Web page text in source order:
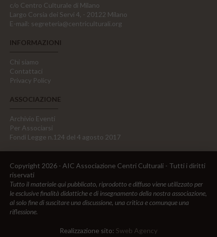
c/o Centro Culturale di Milano
Largo Corsia dei Servi 4, - 20122 Milano
E-mail: segreteria@centriculturali.org
INFORMAZIONI
Chi siamo
Contattaci
Privacy Policy
ASSOCIAZIONE
Archivio Eventi
Per Associarsi
Fondi Legge n.124 del 4 agosto 2017
Copyright 2026 - AIC Associazione Centri Culturali - Tutti i diritti
riservati
Tutto il materiale qui pubblicato, riprodotto e diffuso viene utilizzato per
le esclusive finalità didattiche e di insegnamento della nostra associazione,
al solo fine di suscitare una discussione, una critica e comunque una
riflessione.
Realizzazione sito: Sweb Agency